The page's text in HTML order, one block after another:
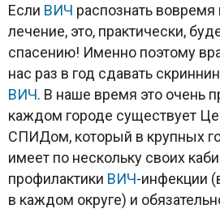
Если ВИЧ распознать вовремя
лечение, это, практически,
спасению! Именно поэтому
нас раз в год сдавать
ВИЧ. В наше время это очень
каждом городе существует
СПИДом, который в крупных
имеет по нескольку своих
профилактики ВИЧ-инфекции
в каждом округе) и